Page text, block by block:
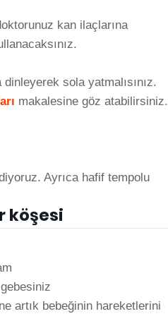
kan ilaçlarına
sola yatmalısınız.
makalesine göz atabilirsiniz.
Ayrıca hafif tempolu
köşesi
artık bebeğinin hareketlerini